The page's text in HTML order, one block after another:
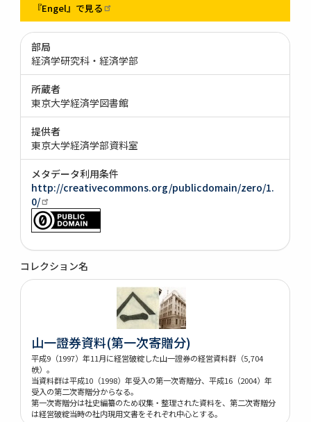
『Engel』で見る
部局
経済学研究科・経済学部
所蔵者
東京大学経済学図書館
提供者
東京大学経済学部資料室
メタデータ利用条件
http://creativecommons.org/publicdomain/zero/1.
0/
コレクション名
山一證券資料(第一次寄贈分)
平成9（1997）年11月に経営破綻した山一證券の経営資料群（5,704
帙）。
当資料群は平成10（1998）年受入の第一次寄贈分、平成16（2004）年
受入の第二次寄贈分からなる。
第一次寄贈分は社史編纂のため収集・整理された資料を、第二次寄贈分
は経営破綻当時の社内現用文書をそれぞれ中心とする。